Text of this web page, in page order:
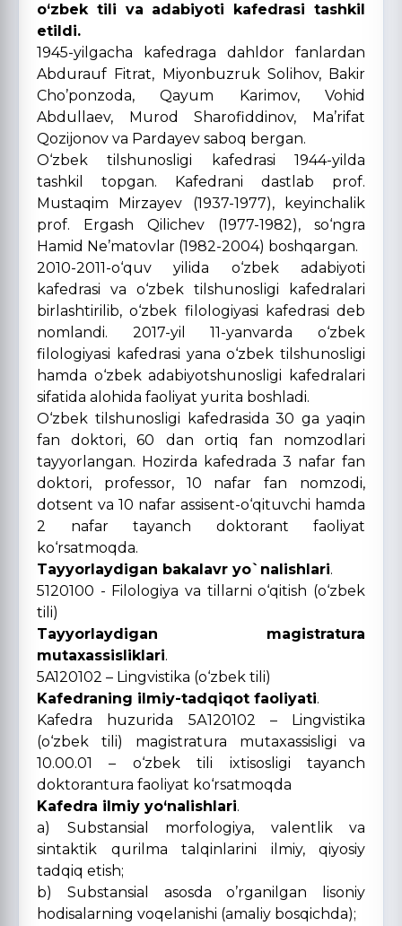
o‘zbek tili va adabiyoti kafedrasi tashkil
etildi.
1945-yilgacha kafedraga dahldor fanlardan
Abdurauf Fitrat, Miyonbuzruk Solihov, Bakir
Cho’ponzoda, Qayum Karimov, Vohid
Abdullaev, Murod Sharofiddinov, Ma’rifat
Qozijonov va Pardayev saboq bergan.
O‘zbek tilshunosligi kafedrasi 1944-yilda
tashkil topgan. Kafedrani dastlab prof.
Mustaqim Mirzayev (1937-1977), keyinchalik
prof. Ergash Qilichev (1977-1982), so‘ngra
Hamid Ne’matovlar (1982-2004) boshqargan.
2010-2011-o‘quv yilida o‘zbek adabiyoti
kafedrasi va o‘zbek tilshunosligi kafedralari
birlashtirilib, o‘zbek filologiyasi kafedrasi deb
nomlandi. 2017-yil 11-yanvarda o‘zbek
filologiyasi kafedrasi yana o‘zbek tilshunosligi
hamda o‘zbek adabiyotshunosligi kafedralari
sifatida alohida faoliyat yurita boshladi.
O‘zbek tilshunosligi kafedrasida 30 ga yaqin
fan doktori, 60 dan ortiq fan nomzodlari
tayyorlangan. Hozirda kafedrada 3 nafar fan
doktori, professor, 10 nafar fan nomzodi,
dotsent va 10 nafar assisent-o‘qituvchi hamda
2 nafar tayanch doktorant faoliyat
ko‘rsatmoqda.
Tayyorlaydigan bakalavr yo`nalishlari.
5120100 - Filologiya va tillarni o‘qitish (o‘zbek
tili)
Tayyorlaydigan magistratura
mutaxassisliklari.
5A120102 – Lingvistika (o‘zbek tili)
Kafedraning ilmiy-tadqiqot faoliyati.
Kafedra huzurida 5А120102 – Lingvistika
(o‘zbek tili) magistratura mutaxassisligi va
10.00.01 – o‘zbek tili ixtisosligi tayanch
doktorantura faoliyat ko‘rsatmoqda
Kafedra ilmiy yo‘nalishlari.
а) Substansial morfologiya, valentlik va
sintaktik qurilma talqinlarini ilmiy, qiyosiy
tadqiq etish;
b) Substansial asosda o’rganilgan lisoniy
hodisalarning voqelanishi (amaliy bosqichda);